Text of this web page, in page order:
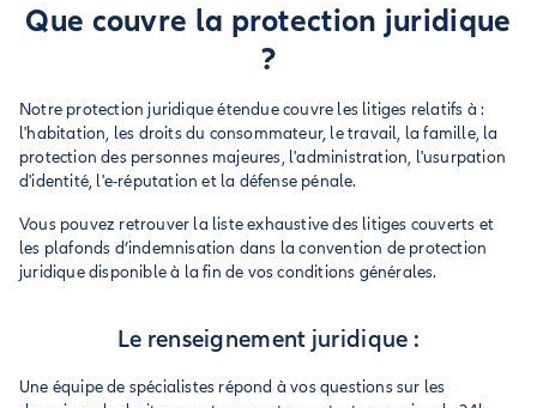
Que couvre la protection juridique
?
Notre protection juridique étendue couvre les litiges relatifs à :
l'habitation, les droits du consommateur, le travail, la famille, la
protection des personnes majeures, l'administration, l'usurpation
d'identité, l'e-réputation et la défense pénale.
Vous pouvez retrouver la liste exhaustive des litiges couverts et
les plafonds d’indemnisation dans la convention de protection
juridique disponible à la fin de vos conditions générales.
Le renseignement juridique :
Une équipe de spécialistes répond à vos questions sur les